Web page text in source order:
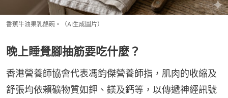
香蕉牛油果乳酪碗。（AI生成圖片）
晚上睡覺腳抽筋要吃什麼？
香港營養師協會代表馮鈞傑營養師指，肌肉的收縮及
舒張均依賴礦物質如鉀、鎂及鈣等，以傳遞神經訊號